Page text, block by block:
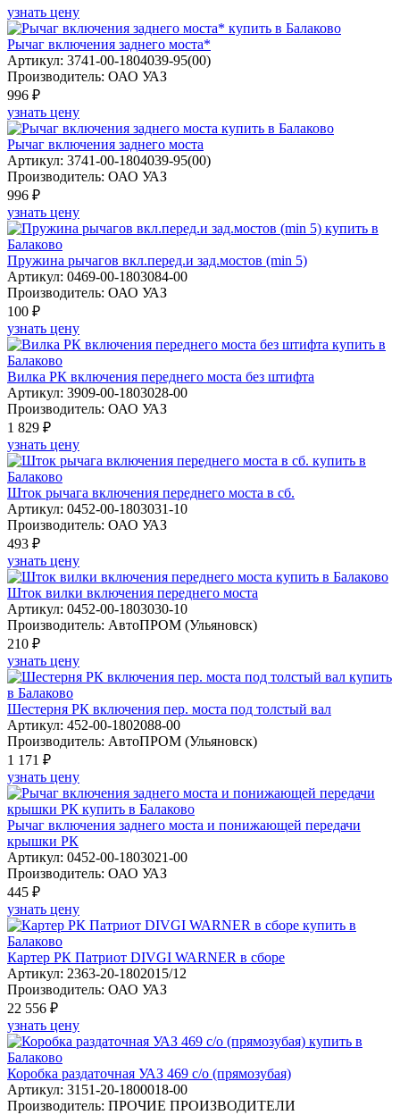
узнать цену
Рычаг включения заднего моста*
Артикул: 3741-00-1804039-95(00)
Производитель: ОАО УАЗ
996 ₽
узнать цену
Рычаг включения заднего моста
Артикул: 3741-00-1804039-95(00)
Производитель: ОАО УАЗ
996 ₽
узнать цену
Пружина рычагов вкл.перед.и зад.мостов (min 5)
Артикул: 0469-00-1803084-00
Производитель: ОАО УАЗ
100 ₽
узнать цену
Вилка РК включения переднего моста без штифта
Артикул: 3909-00-1803028-00
Производитель: ОАО УАЗ
1 829 ₽
узнать цену
Шток рычага включения переднего моста в сб.
Артикул: 0452-00-1803031-10
Производитель: ОАО УАЗ
493 ₽
узнать цену
Шток вилки включения переднего моста
Артикул: 0452-00-1803030-10
Производитель: АвтоПРОМ (Ульяновск)
210 ₽
узнать цену
Шестерня РК включения пер. моста под толстый вал
Артикул: 452-00-1802088-00
Производитель: АвтоПРОМ (Ульяновск)
1 171 ₽
узнать цену
Рычаг включения заднего моста и понижающей передачи
крышки РК
Артикул: 0452-00-1803021-00
Производитель: ОАО УАЗ
445 ₽
узнать цену
Картер РК Патриот DIVGI WARNER в сборе
Артикул: 2363-20-1802015/12
Производитель: ОАО УАЗ
22 556 ₽
узнать цену
Коробка раздаточная УАЗ 469 с/о (прямозубая)
Артикул: 3151-20-1800018-00
Производитель: ПРОЧИЕ ПРОИЗВОДИТЕЛИ